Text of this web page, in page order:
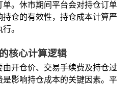
。休市期间平台会对持仓订单
仓的有效性，持仓成本计算严
。
核心计算逻辑
开仓价、交易手续费及持仓过
影响持仓成本的关键因素。平